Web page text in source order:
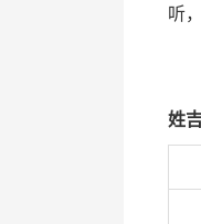
听
姓